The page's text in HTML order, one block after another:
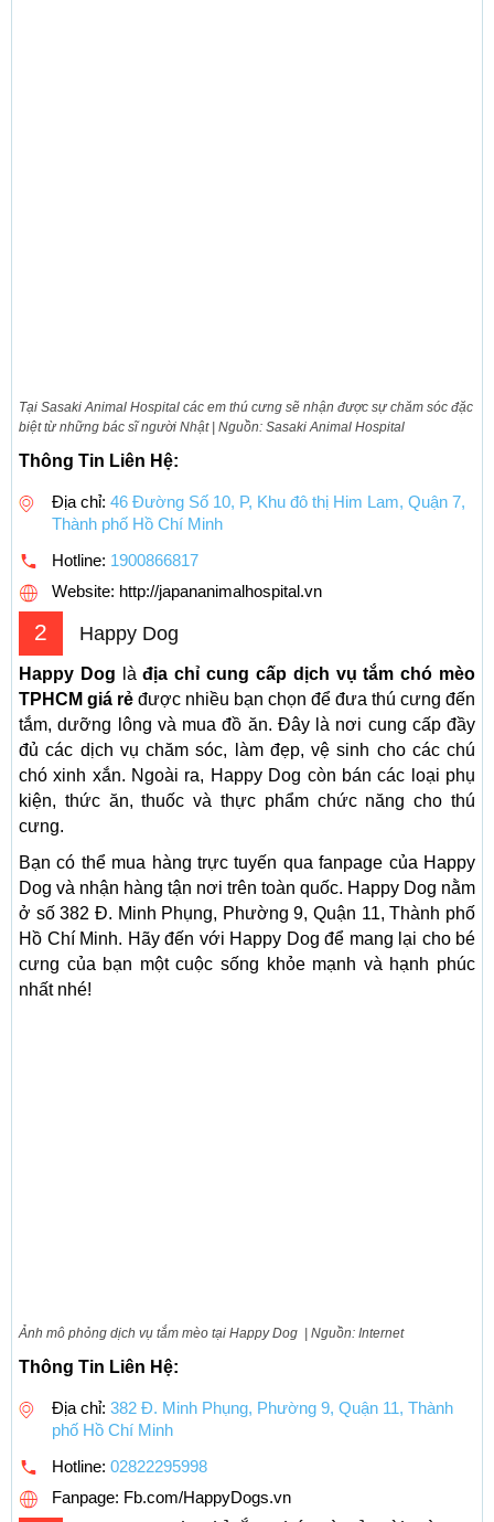
Tại Sasaki Animal Hospital các em thú cưng sẽ nhận được sự chăm sóc đặc
biệt từ những bác sĩ người Nhật | Nguồn: Sasaki Animal Hospital
Thông Tin Liên Hệ:
Địa chỉ: 46 Đường Số 10, P, Khu đô thị Him Lam, Quận 7,
Thành phố Hồ Chí Minh
Hotline: 1900866817
Website: http://japananimalhospital.vn
2 Happy Dog
Happy Dog làđịa chỉ cung cấp dịch vụ tắm chó mèo
TPHCM giá rẻ được nhiều bạn chọn để đưa thú cưng đến
tắm, dưỡng lông và mua đồ ăn. Đây là nơi cung cấp đầy
đủ các dịch vụ chăm sóc, làm đẹp, vệ sinh cho các chú
chó xinh xắn. Ngoài ra, Happy Dog còn bán các loại phụ
kiện, thức ăn, thuốc và thực phẩm chức năng cho thú
cưng.
Bạn có thể mua hàng trực tuyến qua fanpage của Happy
Dog và nhận hàng tận nơi trên toàn quốc. Happy Dog nằm
ở số 382 Đ. Minh Phụng, Phường 9, Quận 11, Thành phố
Hồ Chí Minh. Hãy đến với Happy Dog để mang lại cho bé
cưng của bạn một cuộc sống khỏe mạnh và hạnh phúc
nhất nhé!
Ảnh mô phỏng dịch vụ tắm mèo tại Happy Dog | Nguồn: Internet
Thông Tin Liên Hệ:
Địa chỉ: 382 Đ. Minh Phụng, Phường 9, Quận 11, Thành
phố Hồ Chí Minh
Hotline: 02822295998
Fanpage: Fb.com/HappyDogs.vn